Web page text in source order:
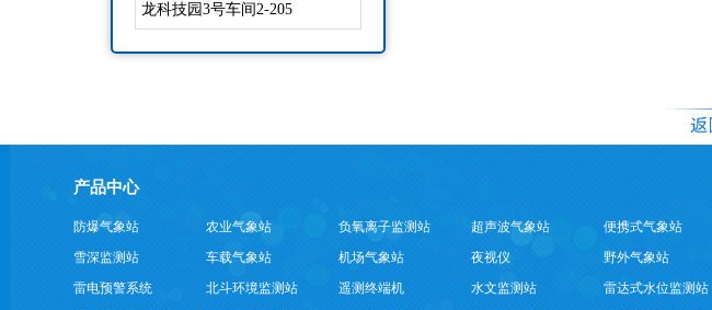
龙科技园3号车间2-205
产品中心
防爆气象站 农业气象站 负氧离子监测站 超声波气象站 便携式气象站
雪深监测站
车载气象站 机场气象站 夜视仪 野外气象站
雷电预警系统
北斗环境监测站 遥测终端机 水文监测站 雷达式水位监测站